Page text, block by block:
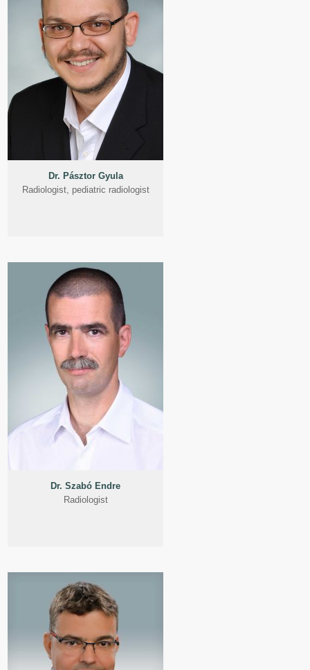
Dr. Pásztor Gyula
Radiologist, pediatric radiologist
Dr. Szabó Endre
Radiologist